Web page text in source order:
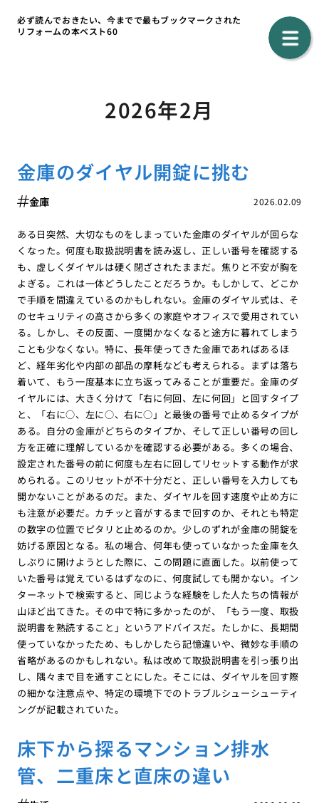
必ず読んでおきたい、今までで最もブックマークされた
リフォームの本ベスト60
2026年2月
金庫のダイヤル開錠に挑む
2026.02.09
金庫
ある日突然、大切なものをしまっていた金庫のダイヤルが回らな
くなった。何度も取扱説明書を読み返し、正しい番号を確認する
も、虚しくダイヤルは硬く閉ざされたままだ。焦りと不安が胸を
よぎる。これは一体どうしたことだろうか。もしかして、どこか
で手順を間違えているのかもしれない。金庫のダイヤル式は、そ
のセキュリティの高さから多くの家庭やオフィスで愛用されてい
る。しかし、その反面、一度開かなくなると途方に暮れてしまう
ことも少なくない。特に、長年使ってきた金庫であればあるほ
ど、経年劣化や内部の部品の摩耗なども考えられる。まずは落ち
着いて、もう一度基本に立ち返ってみることが重要だ。金庫のダ
イヤルには、大きく分けて「右に何回、左に何回」と回すタイプ
と、「右に○、左に○、右に○」と最後の番号で止めるタイプが
ある。自分の金庫がどちらのタイプか、そして正しい番号の回し
方を正確に理解しているかを確認する必要がある。多くの場合、
設定された番号の前に何度も左右に回してリセットする動作が求
められる。このリセットが不十分だと、正しい番号を入力しても
開かないことがあるのだ。また、ダイヤルを回す速度や止め方に
も注意が必要だ。カチッと音がするまで回すのか、それとも特定
の数字の位置でピタリと止めるのか。少しのずれが金庫の開錠を
妨げる原因となる。私の場合、何年も使っていなかった金庫を久
しぶりに開けようとした際に、この問題に直面した。以前使って
いた番号は覚えているはずなのに、何度試しても開かない。イン
ターネットで検索すると、同じような経験をした人たちの情報が
山ほど出てきた。その中で特に多かったのが、「もう一度、取扱
説明書を熟読すること」というアドバイスだ。たしかに、長期間
使っていなかったため、もしかしたら記憶違いや、微妙な手順の
省略があるのかもしれない。私は改めて取扱説明書を引っ張り出
し、隅々まで目を通すことにした。そこには、ダイヤルを回す際
の細かな注意点や、特定の環境下でのトラブルシューシューティ
ングが記載されていた。
床下から探るマンション排水
管、二重床と直床の違い